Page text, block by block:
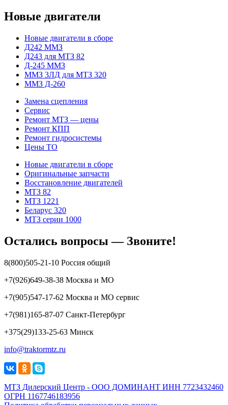
Новые двигатели
Новые двигатели в сборе
Д242 ММЗ
Д243 для МТЗ 82
Д-245 ММЗ
ММЗ 3ЛД для МТЗ 320
ММЗ Д-260
Замена сцепления
Сервис
Ремонт МТЗ — цены
Ремонт КПП
Ремонт гидросистемы
Цены ТО
Новые двигатели в сборе
Оригинальные запчасти
Восстановление двигателей
МТЗ 82
МТЗ 1221
Беларус 320
МТЗ серии 1000
Остались вопросы — Звоните!
8(800)505-21-10 Россия общий
+7(926)649-38-38 Москва и МО
+7(905)547-17-62 Москва и МО сервис
+7(981)165-87-07 Санкт-Петербург
+375(29)133-25-63 Минск
info@traktormtz.ru
МТЗ Дилерский Центр - ООО ДОМИНАНТ ИНН 7723432460
ОГРН 1167746183956